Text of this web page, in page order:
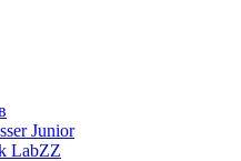
Junior
LabZZ